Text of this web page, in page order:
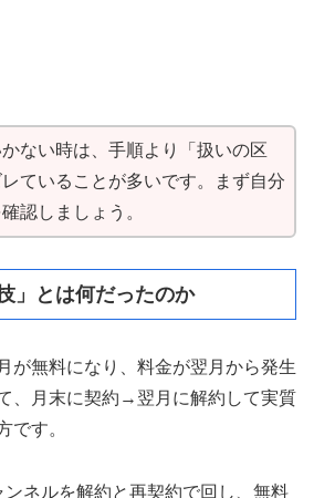
かない時は、手順より「扱いの区
ていることが多いです。まず自分
認しましょう。
」とは何だったのか
が無料になり、料金が翌月から発生
、月末に契約→翌月に解約して実質
です。
ンネルを解約と再契約で回し、無料